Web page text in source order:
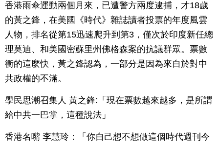
香港雨傘運動兩個月來，已遭警方兩度逮捕，才18歲
的黃之鋒，在美國《時代》雜誌讀者投票的年度風雲
人物，排名從第15迅速爬升到第3，僅次於印度新任總
理莫迪、和美國密蘇里州佛格森案的抗議群眾。票數
衝的這麼快，黃之鋒認為，一部分是因為來自於對中
共政權的不滿。
學民思潮召集人 黃之鋒:「現在票數越來越多，是所謂
給中共一巴掌，這種說法」
香港名嘴 李慧玲：「你自己想不想做這個時代週刊今